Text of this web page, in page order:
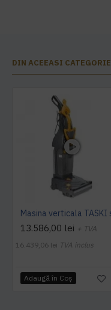
DIN ACEEASI CATEGORIE
13.586,00 lei + TVA
16.439,06 lei TVA inclus
Adaugă în Coş